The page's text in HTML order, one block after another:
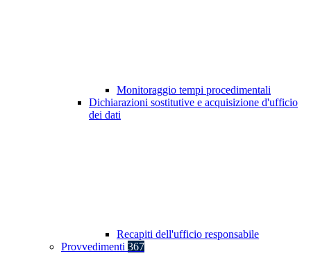
Monitoraggio tempi procedimentali
Dichiarazioni sostitutive e acquisizione d'ufficio
dei dati
Recapiti dell'ufficio responsabile
Provvedimenti 367